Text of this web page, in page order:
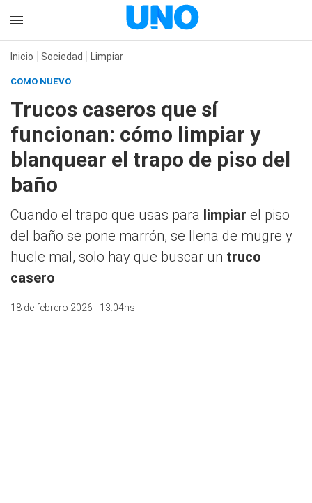
Inicio Sociedad Limpiar
COMO NUEVO
Trucos caseros que sí
funcionan: cómo limpiar y
blanquear el trapo de piso del
baño
Cuando el trapo que usas para limpiar el piso
del baño se pone marrón, se llena de mugre y
huele mal, solo hay que buscar un truco
casero
18 de febrero 2026 - 13:04hs